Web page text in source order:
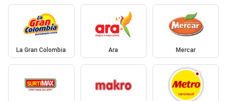
La Gran Colombia Ara Mercar